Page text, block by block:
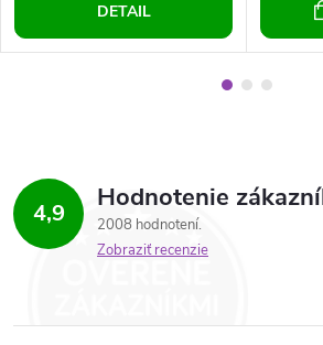
DETAIL
4,9 Hodnotenie
2008 hodnotení
Zobraziť recenzie